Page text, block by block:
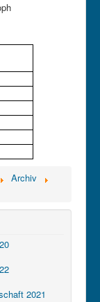
Archiv
2021